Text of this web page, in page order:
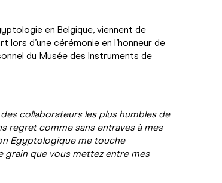
en Belgique, viennent de
d’une cérémonie en l’honneur de
du Musée des Instruments de
collaborateurs les plus humbles de
regret comme sans entraves à mes
Egyptologique me touche
grain que vous mettez entre mes